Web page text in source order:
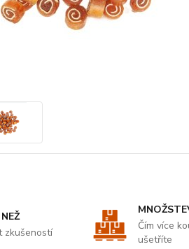
zkušeností
Čím více
ušetříte